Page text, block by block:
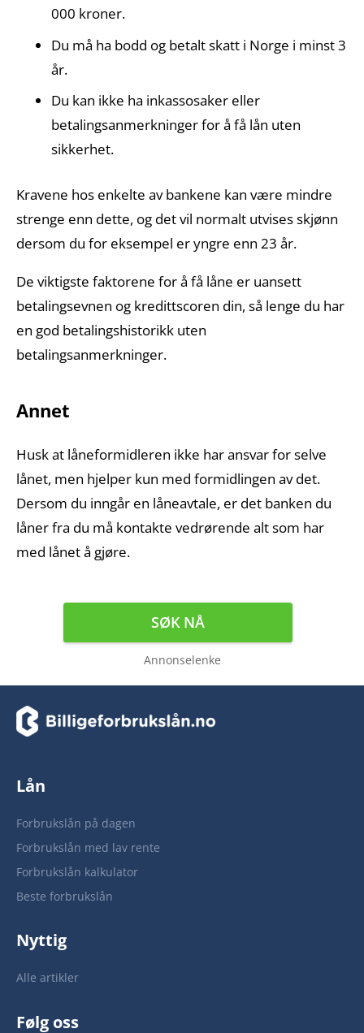
000 kroner.
Du må ha bodd og betalt skatt i Norge i minst 3
år.
Du kan ikke ha inkassosaker eller
betalingsanmerkninger for å få lån uten
sikkerhet.
Kravene hos enkelte av bankene kan være mindre
strenge enn dette, og det vil normalt utvises skjønn
dersom du for eksempel er yngre enn 23 år.
De viktigste faktorene for å få låne er uansett
betalingsevnen og kredittscoren din, så lenge du har
en god betalingshistorikk uten
betalingsanmerkninger.
Annet
Husk at låneformidleren ikke har ansvar for selve
lånet, men hjelper kun med formidlingen av det.
Dersom du inngår en låneavtale, er det banken du
låner fra du må kontakte vedrørende alt som har
med lånet å gjøre.
SØK NÅ
Annonselenke
Lån
Forbrukslån på dagen
Forbrukslån med lav rente
Forbrukslån kalkulator
Beste forbrukslån
Nyttig
Alle artikler
Følg oss